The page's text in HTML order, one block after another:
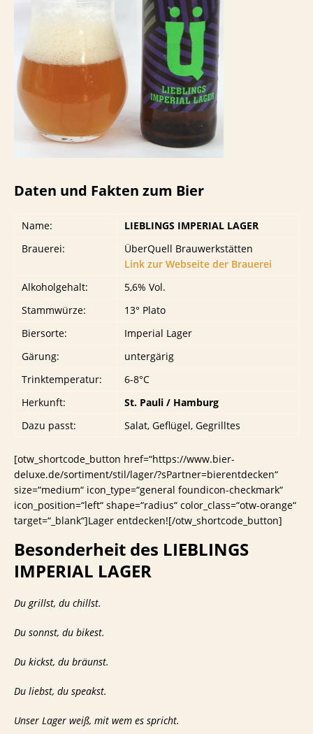
Daten und Fakten zum Bier
Name:
LIEBLINGS IMPERIAL LAGER
Brauerei:
ÜberQuell Brauwerkstätten
Link zur Webseite der Brauerei
Alkoholgehalt:
5,6% Vol.
Stammwürze:
13° Plato
Biersorte:
Imperial Lager
Gärung:
untergärig
Trinktemperatur:
6-8°C
Herkunft:
St. Pauli / Hamburg
Dazu passt:
Salat, Geflügel, Gegrilltes
[otw_shortcode_button href=“https://www.bier-
deluxe.de/sortiment/stil/lager/?sPartner=bierentdecken“
size=“medium“ icon_type=“general foundicon-checkmark“
icon_position=“left“ shape=“radius“ color_class=“otw-orange“
target=“_blank“]Lager entdecken![/otw_shortcode_button]
Besonderheit des LIEBLINGS
IMPERIAL LAGER
Du grillst, du chillst.
Du sonnst, du bikest.
Du kickst, du bräunst.
Du liebst, du speakst.
Unser Lager weiß, mit wem es spricht.